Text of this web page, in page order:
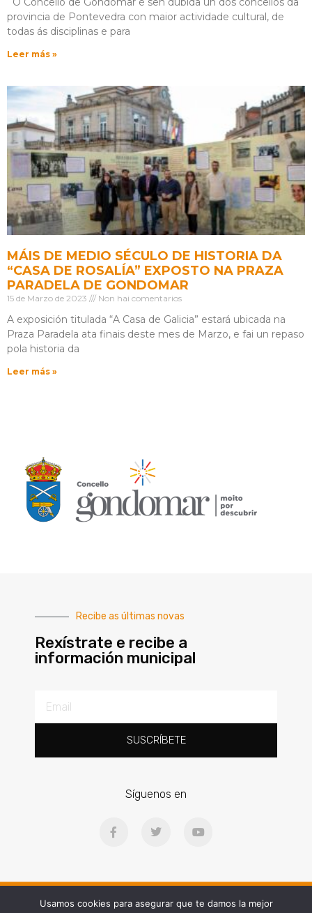
provincia de Pontevedra con maior actividade cultural, de
todas ás disciplinas e para
Leer más »
MÁIS DE MEDIO SÉCULO DE HISTORIA DA
“CASA DE ROSALÍA” EXPOSTO NA PRAZA
PARADELA DE GONDOMAR
15 de Marzo de 2023 Non hai comentarios
A exposición titulada “A Casa de Galicia” estará ubicada na
Praza Paradela ata finais deste mes de Marzo, e fai un repaso
pola historia da
Leer más »
Recibe as últimas novas
Rexístrate e recibe a
información municipal
SUSCRÍBETE
Síguenos en
Ⓒ2025 | Concello de Gondomar | Praza Doctor Latino Salgueiro, 1, 36380
Usamos cookies para asegurar que te damos la mejor